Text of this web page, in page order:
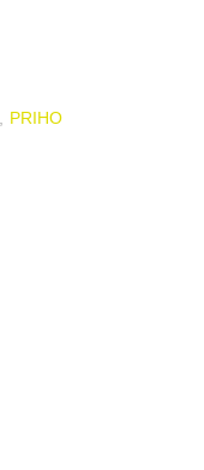
PRIHO